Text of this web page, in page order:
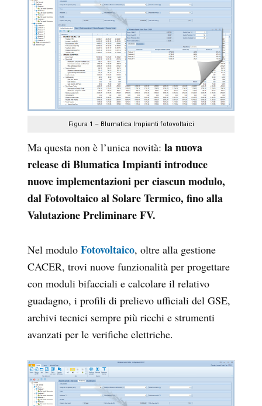
Figura 1 – Blumatica Impianti fotovoltaici
Ma questa non è l’unica novità: la nuova
release diBlumatica Impianti introduce
nuove implementazioni per ciascun modulo,
dal Fotovoltaico al Solare Termico, fino alla
Valutazione Preliminare FV.
Nel modulo Fotovoltaico, oltre alla gestione
CACER, trovi nuove funzionalità per progettare
con moduli bifacciali e calcolare il relativo
guadagno, i profili di prelievo ufficiali del GSE,
archivi tecnici sempre più ricchi e strumenti
avanzati per le verifiche elettriche.